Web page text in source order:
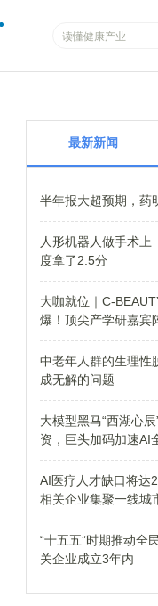
最新新闻
半年报大超预期，药
人形机器人做手术
度拿了2.5分
大咖就位｜C-
爆！顶尖产学研嘉宾
中老年人群的生理性
成无解的问题
大模型黑马“西湖心
资，巨头加码加速AI
AI医疗人才缺口将达
相关企业集聚一线城
“十五五”时期推动全
关企业成立3年内